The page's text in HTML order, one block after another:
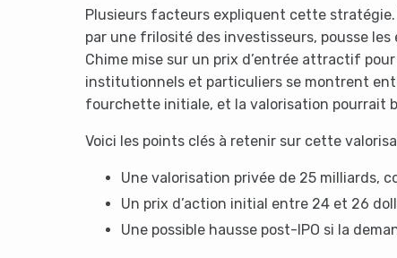
Plusieurs facteurs expliquent cette
par une frilosité des investisseurs, pousse
Chime mise sur un prix d’entrée attractif
institutionnels et particuliers se montrent
fourchette initiale, et la valorisation pourrait
Voici les points clés à retenir sur cette
Une valorisation privée de 25 milliards,
Un prix d’action initial entre 24 et 26
Une possible hausse post-IPO si la